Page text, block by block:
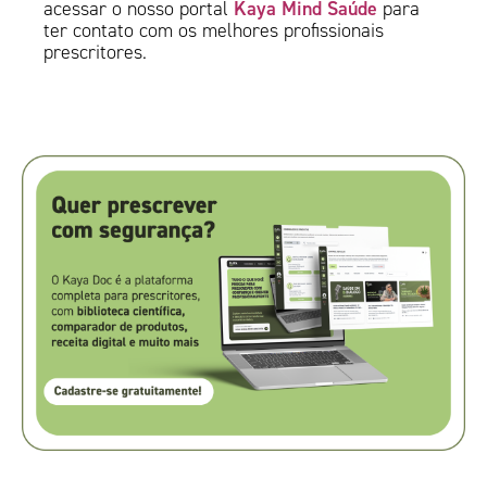
acessar o nosso portal Kaya Mind Saúde para
ter contato com os melhores profissionais
prescritores.